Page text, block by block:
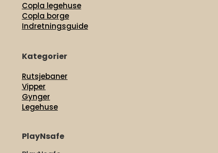
Copla legehuse
Copla borge
Indretningsguide
Kategorier
Rutsjebaner
Vipper
Gynger
Legehuse
PlayNsafe